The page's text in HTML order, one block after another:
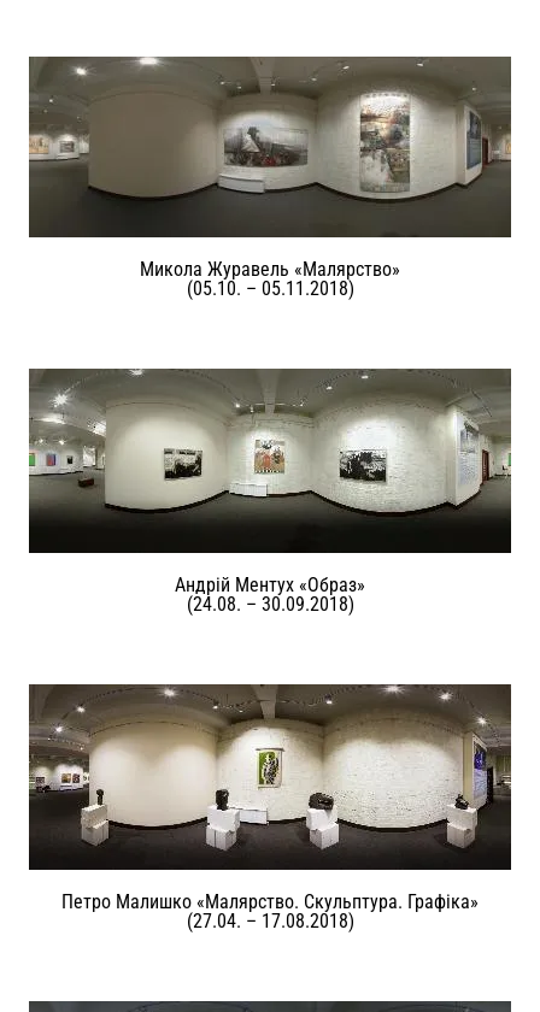
Микола Журавель «Малярство»
(05.10. – 05.11.2018)
Андрій Ментух «Образ»
(24.08. – 30.09.2018)
Петро Малишко «Малярство. Скульптура. Графіка»
(27.04. – 17.08.2018)